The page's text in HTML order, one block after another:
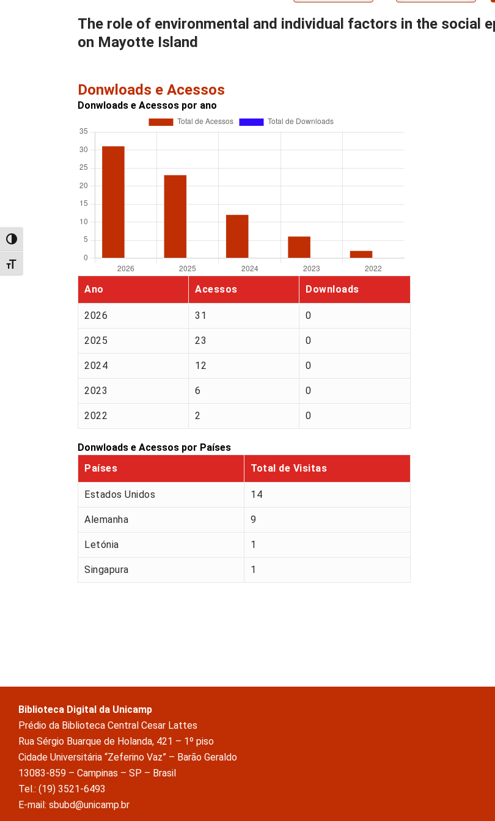
Alternar alto contraste
Alternar tamanho da fonte
The role of environmental and individual factors in the social
on Mayotte Island
Donwloads e Acessos
Donwloads e Acessos por ano
Ano Acessos Downloads
2026 31 0
2025 23 0
2024 12 0
2023 6 0
2022 2 0
Donwloads e Acessos por Países
Países
Total de Visitas
Estados Unidos 14
Alemanha 9
Letónia 1
Singapura 1
Biblioteca Digital da Unicamp
Prédio da Biblioteca Central Cesar Lattes
Rua Sérgio Buarque de Holanda, 421 – 1º piso
Cidade Universitária “Zeferino Vaz” – Barão Geraldo
13083-859 – Campinas – SP – Brasil
Tel.: (19) 3521-6493
E-mail: sbubd@unicamp.br